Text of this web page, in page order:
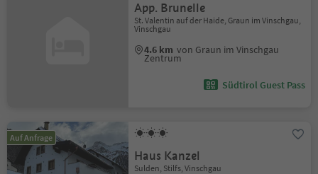
App. Brunelle
St. Valentin auf der Haide, Graun im Vinschgau,
Vinschgau
4.6 km von Graun im Vinschgau
Zentrum
Südtirol Guest Pass
Auf Anfrage
Haus Kanzel
Sulden, Stilfs, Vinschgau